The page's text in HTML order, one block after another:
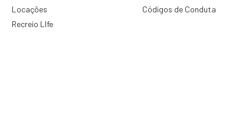
Locações
Recreio LIfe
Códigos de Conduta